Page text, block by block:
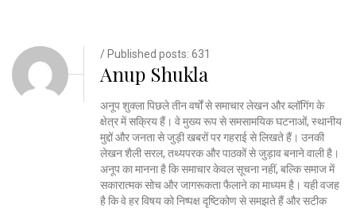
/ Published posts: 631
Anup Shukla
अनूप शुक्ला पिछले तीन वर्षों से समाचार लेखन और ब्लॉगिंग के
क्षेत्र में सक्रिय हैं। वे मुख्य रूप से समसामयिक घटनाओं, स्थानीय
मुद्दों और जनता से जुड़ी खबरों पर गहराई से लिखते हैं। उनकी
लेखन शैली सरल, तथ्यपरक और पाठकों से जुड़ाव बनाने वाली है।
अनूप का मानना है कि समाचार केवल सूचना नहीं, बल्कि समाज में
सकारात्मक सोच और जागरूकता फैलाने का माध्यम है। यही वजह
है कि वे हर विषय को निष्पक्ष दृष्टिकोण से समझते हैं और सटीक